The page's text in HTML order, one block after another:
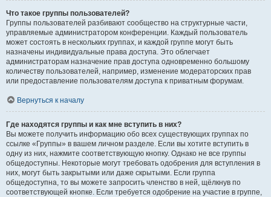
Что такое группы пользователей?
Группы пользователей разбивают сообщество на структурные части,
управляемые администратором конференции. Каждый пользователь
может состоять в нескольких группах, и каждой группе могут быть
назначены индивидуальные права доступа. Это облегчает
администраторам назначение прав доступа одновременно большому
количеству пользователей, например, изменение модераторских прав
или предоставление пользователям доступа к приватным форумам.
Вернуться к началу
Где находятся группы и как мне вступить в них?
Вы можете получить информацию обо всех существующих группах по
ссылке «Группы» в вашем личном разделе. Если вы хотите вступить в
одну из них, нажмите соответствующую кнопку. Однако не все группы
общедоступны. Некоторые могут требовать одобрения для вступления в
них, могут быть закрытыми или даже скрытыми. Если группа
общедоступна, то вы можете запросить членство в ней, щёлкнув по
соответствующей кнопке. Если требуется одобрение на участие в группе,